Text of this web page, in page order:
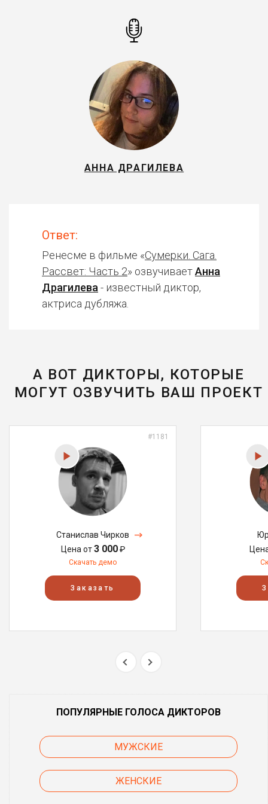
АННА ДРАГИЛЕВА
Ответ:
Ренесме в фильме «Сумерки. Сага.
Рассвет: Часть 2» озвучиваетАнна
Драгилева - известный диктор,
актриса дубляжа.
А ВОТ ДИКТОРЫ, КОТОРЫЕ
МОГУТ ОЗВУЧИТЬ ВАШ ПРОЕКТ
#1181
Станислав Чирков
Цена от3 000₽
Скачать демо
Заказать
ПОПУЛЯРНЫЕ ГОЛОСА ДИКТОРОВ
МУЖСКИЕ
ЖЕНСКИЕ